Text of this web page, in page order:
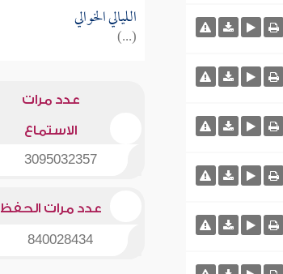
الليالي الخوالي
(...)
عدد مرات
الاستماع
3095032357
عدد مرات الحفظ
840028434